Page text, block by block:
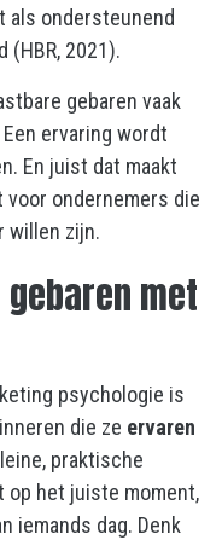
als ondersteunend
(HBR, 2021).
gebaren vaak
ervaring wordt
En juist dat maakt
ondernemers die
willen zijn.
met
psychologie is
die ze ervaren
praktische
op het juiste moment,
iemands dag. Denk